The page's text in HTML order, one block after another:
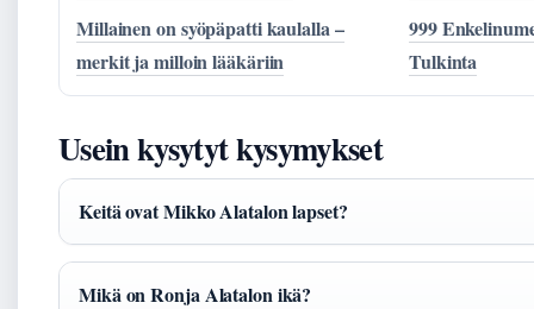
Millainen on syöpäpatti kaulalla –
merkit ja milloin lääkäriin
999
Tulkinta
Usein kysytyt kysymykset
Keitä ovat Mikko Alatalon lapset?
Mikä on Ronja Alatalon ikä?